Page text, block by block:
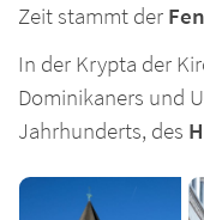
Zeit stammt der
In der Krypta der
Dominikaners und
Jahrhunderts, des